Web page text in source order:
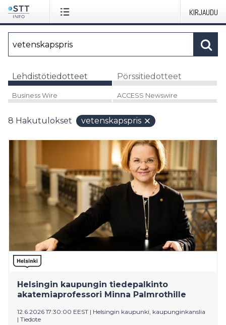
KIRJAUDU
Lehdistötiedotteet Pörssitiedotteet
Business Wire ACCESS Newswire
8 Hakutulokset vetenskapspris
Helsingin kaupungin tiedepalkinto
akatemiaprofessori Minna Palmrothille
12.6.2026 17:30:00 EEST | Helsingin kaupunki, kaupunginkanslia
| Tiedote